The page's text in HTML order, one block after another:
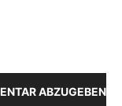
ABZUGEBEN